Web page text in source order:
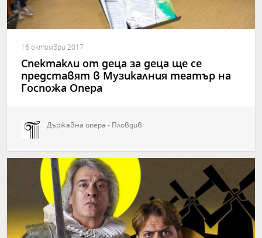
16 октомври 2017
Спектакли от деца за деца ще се
представят в Музикалния театър на
Госпожа Опера
Държавна опера - Пловдив